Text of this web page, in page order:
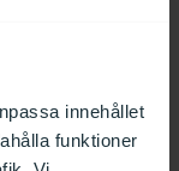
innehållet
funktioner
till god